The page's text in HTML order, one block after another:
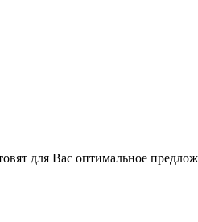
для Вас оптимальное